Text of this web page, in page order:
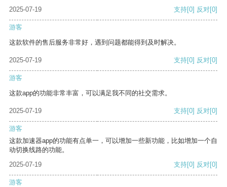
2025-07-19
支持[0] 反对[0]
游客
这款软件的售后服务非常好，遇到问题都能得到及时解决。
2025-07-19 支持[0] 反对[0]
游客
这款app的功能非常丰富，可以满足我不同的社交需求。
2025-07-19 支持[0] 反对[0]
游客
这款加速器app的功能有点单一，可以增加一些新功能，比如增加一个自
动切换线路的功能。
2025-07-19
支持[0] 反对[0]
游客